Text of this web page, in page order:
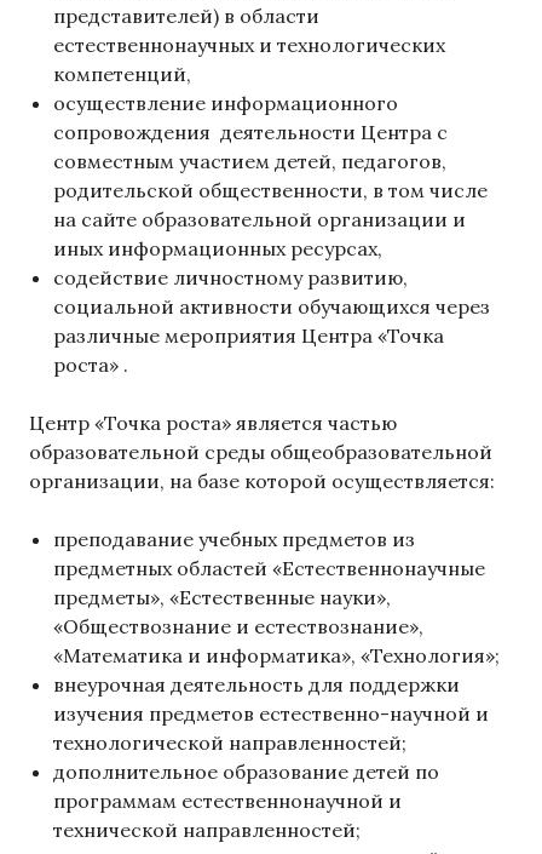
представителей) в области
естественнонаучных и технологических
компетенций,
осуществление информационного
сопровождения деятельности Центра с
совместным участием детей, педагогов,
родительской общественности, в том числе
на сайте образовательной организации и
иных информационных ресурсах,
содействие личностному развитию,
социальной активности обучающихся через
различные мероприятия Центра «Точка
роста» .
Центр «Точка роста» является частью
образовательной среды общеобразовательной
организации, на базе которой осуществляется:
преподавание учебных предметов из
предметных областей «Естественнонаучные
предметы», «Естественные науки»,
«Обществознание и естествознание»,
«Математика и информатика», «Технология»;
внеурочная деятельность для поддержки
изучения предметов естественно-научной и
технологической направленностей;
дополнительное образование детей по
программам естественнонаучной и
технической направленностей;